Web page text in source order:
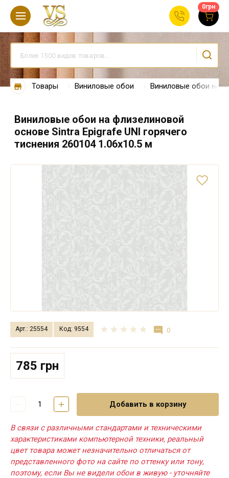
0грн
Товары Виниловые обои Виниловые обои на
Виниловые обои на флизелиновой
основе Sintra Epigrafe UNI горячего
тиснения 260104 1.06х10.5 м
Арт.: 25554 Код: 9554 0
785 грн
Добавить в корзину
В связи с различными стандартами и техническими
характеристиками компьютерной техники, реальный
цвет товара может незначительно отличаться от
представленного фото на сайте по оттенку или тону,
поэтому, если Вы не видели обои в живую - уточняйте